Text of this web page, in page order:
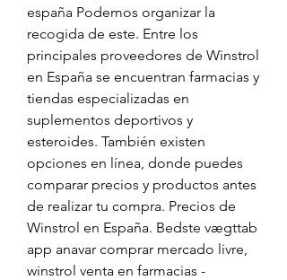
españa Podemos organizar la
recogida de este. Entre los
principales proveedores de Winstrol
en España se encuentran farmacias y
tiendas especializadas en
suplementos deportivos y
esteroides. También existen
opciones en línea, donde puedes
comparar precios y productos antes
de realizar tu compra. Precios de
Winstrol en España. Bedste vægttab
app anavar comprar mercado livre,
winstrol venta en farmacias -